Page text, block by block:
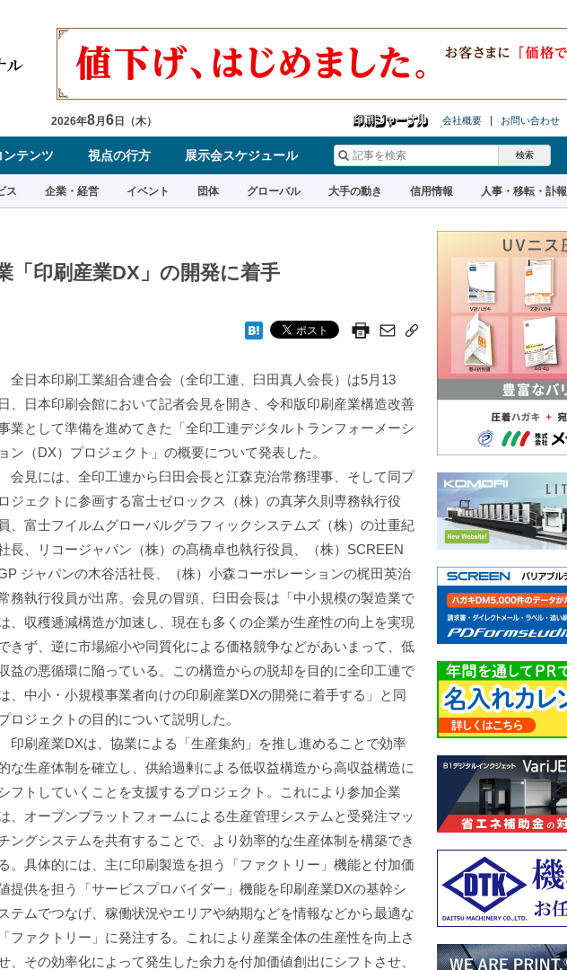
2026年8月 6 日（木） 会社概要 お問い合わせ
ンテンツ 視点の行方 展示会スケジュール
ス 企業・経営 イベント 団体 グローバル 大手の動き 信用情報 人事・移転・訃報
「印刷産業DX」の開発に着手
全日本印刷工業組合連合会（全印工連、臼田真人会長）は5月13
日、日本印刷会館において記者会見を開き、令和版印刷産業構造改善
業として準備を進めてきた「全印工連デジタルトランフォーメーシ
ョン（DX）プロジェクト」の概要について発表した。
会見には、全印工連から臼田会長と江森克治常務理事、そして同プ
ロジェクトに参画する富士ゼロックス（株）の真茅久則専務執行役
員、富士フイルムグローバルグラフィックシステムズ（株）の辻重紀
長、リコージャパン（株）の髙橋卓也執行役員、（株）SCREEN
ジャパンの木谷活社長、（株）小森コーポレーションの梶田英治
務執行役員が出席。会見の冒頭、臼田会長は「中小規模の製造業で
、収穫逓減構造が加速し、現在も多くの企業が生産性の向上を実現
きず、逆に市場縮小や同質化による価格競争などがあいまって、低
益の悪循環に陥っている。この構造からの脱却を目的に全印工連で
、中小・小規模事業者向けの印刷産業DXの開発に着手する」と同
ロジェクトの目的について説明した。
印刷産業DXは、協業による「生産集約」を推し進めることで効率
な生産体制を確立し、供給過剰による低収益構造から高収益構造に
フトしていくことを支援するプロジェクト。これにより参加企業
、オープンプラットフォームによる生産管理システムと受発注マッ
ングシステムを共有することで、より効率的な生産体制を構築でき
る。具体的には、主に印刷製造を担う「ファクトリー」機能と付加価
提供を担う「サービスプロバイダー」機能を印刷産業DXの基幹シ
ステムでつなげ、稼働状況やエリアや納期などを情報などから最適な
「ファクトリー」に発注する。これにより産業全体の生産性を向上さ
、その効率化によって発生した余力を付加価値創出にシフトさせ、